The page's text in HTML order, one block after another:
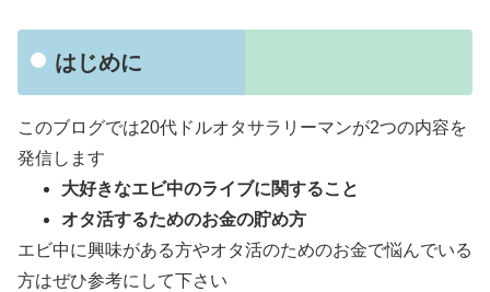
はじめに
このブログでは20代ドルオタサラリーマンが2つの内容を
発信します
大好きなエビ中のライブに関すること
オタ活するためのお金の貯め方
エビ中に興味がある方やオタ活のためのお金で悩んでいる
方はぜひ参考にして下さい